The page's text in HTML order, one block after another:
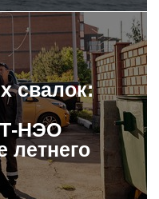
свалок:
НЭО
летнего